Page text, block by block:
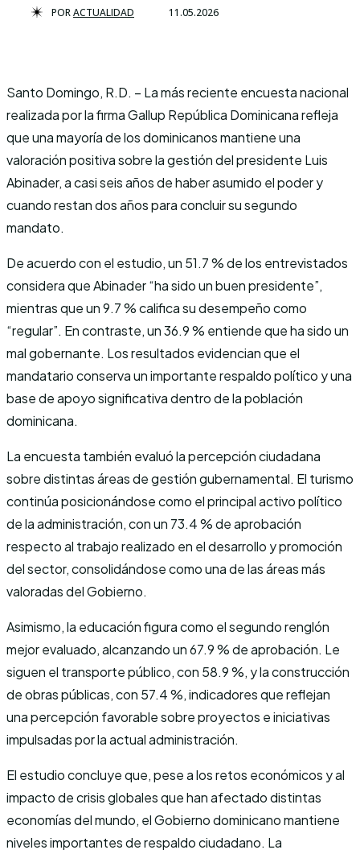
PORACTUALIDAD 11.05.2026
Santo Domingo, R.D. – La más reciente encuesta nacional
realizada por la firma Gallup República Dominicana refleja
que una mayoría de los dominicanos mantiene una
valoración positiva sobre la gestión del presidente Luis
Abinader, a casi seis años de haber asumido el poder y
cuando restan dos años para concluir su segundo
mandato.
De acuerdo con el estudio, un 51.7 % de los entrevistados
considera que Abinader “ha sido un buen presidente”,
mientras que un 9.7 % califica su desempeño como
“regular”. En contraste, un 36.9 % entiende que ha sido un
mal gobernante. Los resultados evidencian que el
mandatario conserva un importante respaldo político y una
base de apoyo significativa dentro de la población
dominicana.
La encuesta también evaluó la percepción ciudadana
sobre distintas áreas de gestión gubernamental. El turismo
continúa posicionándose como el principal activo político
de la administración, con un 73.4 % de aprobación
respecto al trabajo realizado en el desarrollo y promoción
del sector, consolidándose como una de las áreas más
valoradas del Gobierno.
Asimismo, la educación figura como el segundo renglón
mejor evaluado, alcanzando un 67.9 % de aprobación. Le
siguen el transporte público, con 58.9 %, y la construcción
de obras públicas, con 57.4 %, indicadores que reflejan
una percepción favorable sobre proyectos e iniciativas
impulsadas por la actual administración.
El estudio concluye que, pese a los retos económicos y al
impacto de crisis globales que han afectado distintas
economías del mundo, el Gobierno dominicano mantiene
niveles importantes de respaldo ciudadano. La